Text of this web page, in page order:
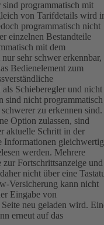
programmatisch mit
von Tarifdetails wird
programmatisch nicht
einzelnen Bestandteile
mit dem
sehr schwer erkennbar,
Bedienelement zum
Schieberegler und nicht
sind nicht programmatisch
zu erkennen sind.
Option zulassen, sind
aktuelle Schritt in der
Informationen gleichwertig
werden. Mehrere
Fortschrittsanzeige und
nicht über eine
Versicherung kann nicht
Eingabe von
neu geladen wird.
erneut auf das